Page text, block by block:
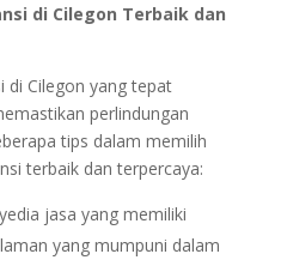
di Cilegon Terbaik dan
di Cilegon yang tepat
perlindungan
tips dalam memilih
terbaik dan terpercaya:
jasa yang memiliki
yang mumpuni dalam